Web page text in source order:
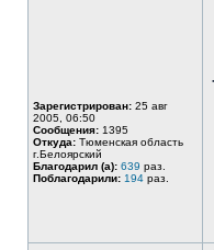
Зарегистрирован: 25 авг
2005, 06:50
Сообщения: 1395
Откуда: Тюменская область
г.Белоярский
Благодарил (а): 639 раз.
Поблагодарили: 194 раз.